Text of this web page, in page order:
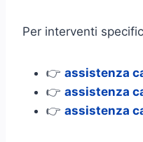
Per interventi
👉 assistenza
👉 assistenza
👉 assistenza